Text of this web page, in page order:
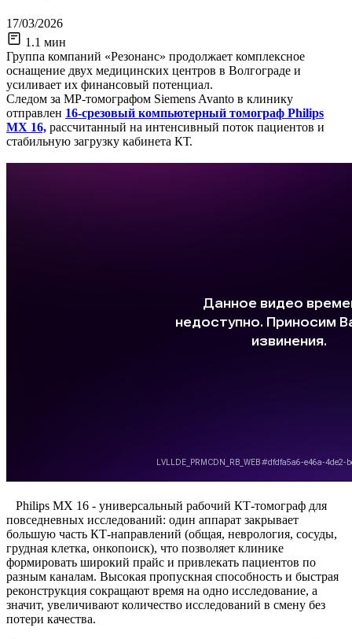
17/03/2026
1.1 мин
Группа компаний «Резонанс» продолжает комплексное
оснащение двух медицинских центров в Волгограде и
усиливает их финансовый потенциал.
Следом за МР-томографом Siemens Avanto в клинику
отправлен 16‑срезовый компьютерный томограф Philips
MX 16, рассчитанный на интенсивный поток пациентов и
стабильную загрузку кабинета КТ.
Philips MX 16 - универсальный рабочий КТ-томограф для
повседневных исследований: один аппарат закрывает
большую часть КТ‑направлений (общая, неврология, сосуды,
грудная клетка, онкопоиск), что позволяет клинике
формировать широкий прайс и привлекать пациентов по
разным каналам. Высокая пропускная способность и быстрая
реконструкция сокращают время на одно исследование, а
значит, увеличивают количество исследований в смену без
потери качества.